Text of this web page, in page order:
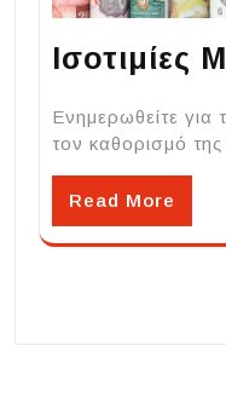
Ισοτιμίες
Ενημερωθείτε για
τον καθορισμό
Read More